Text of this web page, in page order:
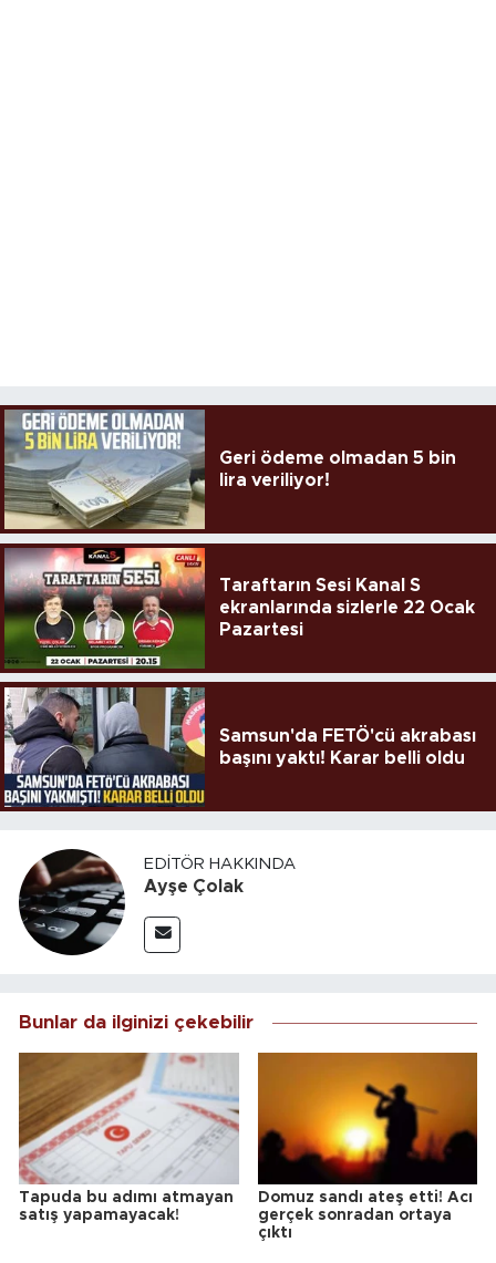
Geri ödeme olmadan 5 bin
lira veriliyor!
Taraftarın Sesi Kanal S
ekranlarında sizlerle 22 Ocak
Pazartesi
Samsun'da FETÖ'cü akrabası
başını yaktı! Karar belli oldu
EDITÖR HAKKINDA
Ayşe Çolak
Bunlar da ilginizi çekebilir
Tapuda bu adımı atmayan
satış yapamayacak!
Domuz sandı ateş etti! Acı
gerçek sonradan ortaya
çıktı